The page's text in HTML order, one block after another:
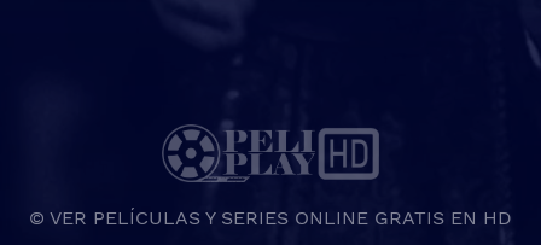
© VER PELÍCULAS Y SERIES ONLINE GRATIS EN HD